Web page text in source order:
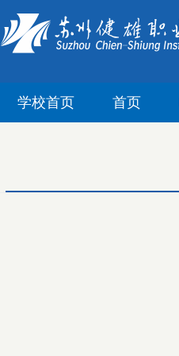
学校首页 首页